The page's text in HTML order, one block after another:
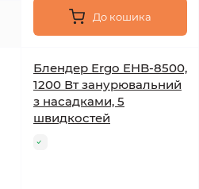
До кошика
Блендер Ergo EHB-8500,
1200 Вт занурювальний
з насадками, 5
швидкостей